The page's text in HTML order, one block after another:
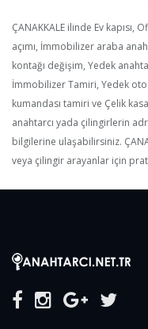
ÇANAKKALE ilinde Ev kapısı,
açımı, İmmobilizer araba
kontağı değişim, Yedek
İmmobilizer Tamiri, Yedek
kumandası tamiri ve Çelik
anahtarcı yada çilingirlerin
bilgilerine ulaşabilirsiniz.
veya çilingir arayanlar için